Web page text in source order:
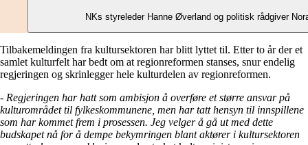
NKs styreleder Hanne Øverland og politisk rådgiver
Tilbakemeldingen fra kultursektoren har blitt lyttet til. Etter to år der et
samlet kulturfelt har bedt om at regionreformen stanses, snur endelig
regjeringen og skrinlegger hele kulturdelen av regionreformen.
- Regjeringen har hatt som ambisjon å overføre et større ansvar på
kulturområdet til fylkeskommunene, men har tatt hensyn til innspillene
som har kommet frem i prosessen. Jeg velger å gå ut med dette
budskapet nå for å dempe bekymringen blant aktører i kultursektoren